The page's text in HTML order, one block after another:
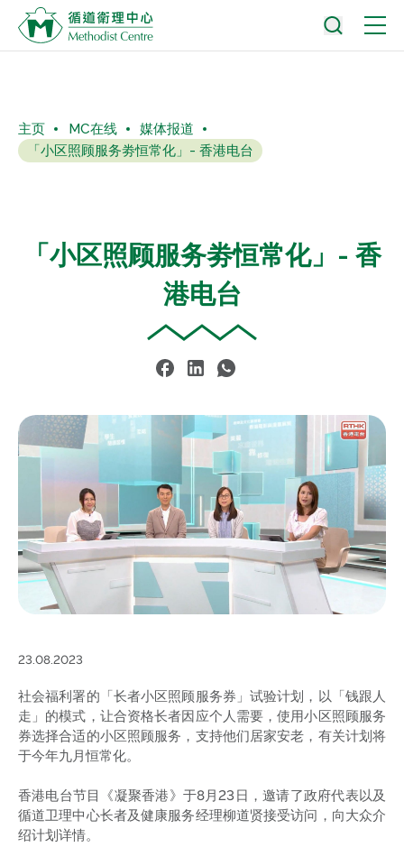
主页 MC在线
媒体报道
「小区照顾服务劵恒常化」- 香港电台
「小区照顾服务劵恒常化」- 香
港电台
23.08.2023
社会福利署的「长者小区照顾服务券」试验计划，以「钱跟人
走」的模式，让合资格长者因应个人需要，使用小区照顾服务
券选择合适的小区照顾服务，支持他们居家安老，有关计划将
于今年九月恒常化。
香港电台节目《凝聚香港》于8月23日，邀请了政府代表以及
循道卫理中心长者及健康服务经理柳道贤接受访问，向大众介
绍计划详情。